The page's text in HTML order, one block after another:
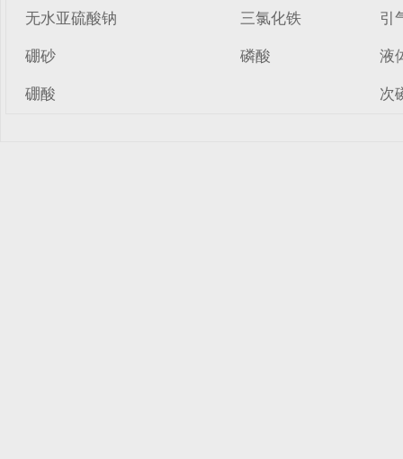
无水亚硫酸钠
硼砂
硼酸
三氯化铁
磷酸
引
液
次